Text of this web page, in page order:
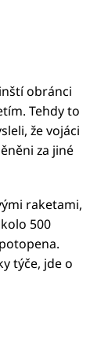
obránci
Tehdy to
že vojáci
za jiné
raketami,
500
týče, jde o